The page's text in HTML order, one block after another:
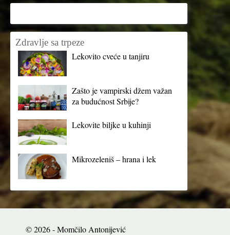
Zdravlje sa trpeze
Lekovito cveće u tanjiru
Zašto je vampirski džem važan
za budućnost Srbije?
Lekovite biljke u kuhinji
Mikrozeleniš – hrana i lek
© 2026 - Momčilo Antonijević